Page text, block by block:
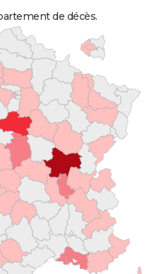
de décès.